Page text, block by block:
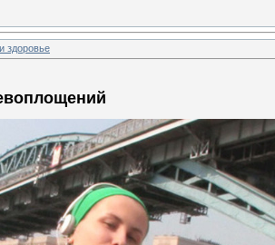
здоровье